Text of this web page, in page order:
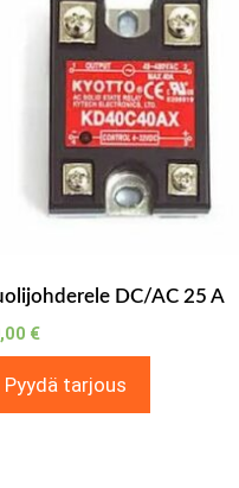
DC/AC 25 A
€
Pyydä tarjous